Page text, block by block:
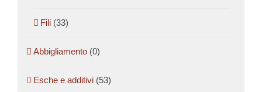
Fili (33)
Abbigliamento (0)
Esche e additivi (53)